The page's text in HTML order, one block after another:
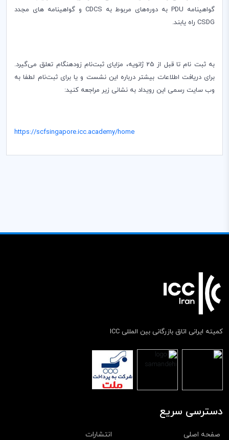
گواهینامه PDUبه دوره‌های مربوط به CDCS و گواهینامه های مجدد
CSDG راه یابند.
به ثبت نام تا قبل از 25 ژانویه، مزایای ثبت‌نام زودهنگام تعلق می‌گیرد.
برای دریافت اطلاعات بیشتر درباره این نشست و یا برای ثبت‌نام لطفا به
وب سایت رسمی این رویداد به نشانی زیر مراجعه کنید:
https://scfsingapore.icc.academy/home
کمیته ایرانی اتاق بازرگانی بین المللی ICC
دسترسی سریع
صفحه اصلی
انتشارات